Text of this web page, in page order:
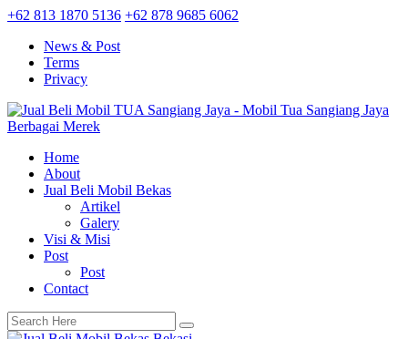
+62 813 1870 5136 +62 878 9685 6062
News & Post
Terms
Privacy
Home
About
Jual Beli Mobil Bekas
Artikel
Galery
Visi & Misi
Post
Post
Contact